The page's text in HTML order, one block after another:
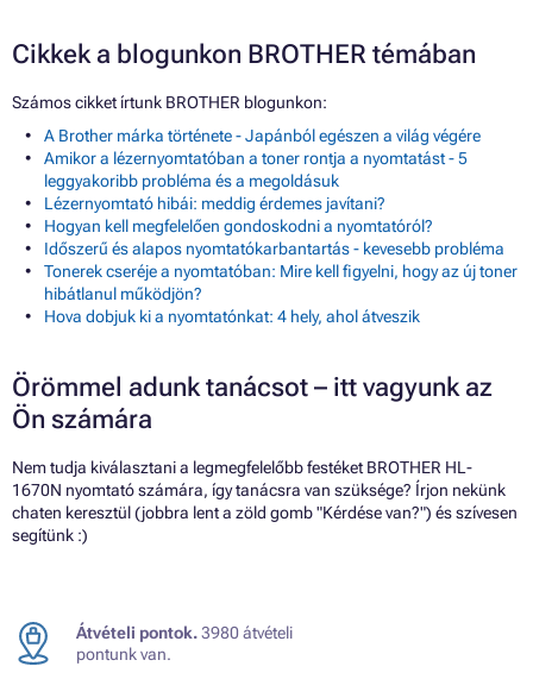
Cikkek a blogunkon BROTHER témában
Számos cikket írtunk BROTHER blogunkon:
A Brother márka története - Japánból egészen a világ végére
Amikor a lézernyomtatóban a toner rontja a nyomtatást - 5
leggyakoribb probléma és a megoldásuk
Lézernyomtató hibái: meddig érdemes javítani?
Hogyan kell megfelelően gondoskodni a nyomtatóról?
Időszerű és alapos nyomtatókarbantartás - kevesebb probléma
Tonerek cseréje a nyomtatóban: Mire kell figyelni, hogy az új toner
hibátlanul működjön?
Hova dobjuk ki a nyomtatónkat: 4 hely, ahol átveszik
Örömmel adunk tanácsot – itt vagyunk az
Ön számára
Nem tudja kiválasztani a legmegfelelőbb festéket BROTHER HL-
1670N nyomtató számára, így tanácsra van szüksége? Írjon nekünk
chaten keresztül (jobbra lent a zöld gomb "Kérdése van?") és szívesen
segítünk :)
Átvételi pontok.3980 átvételi
pontunk van.